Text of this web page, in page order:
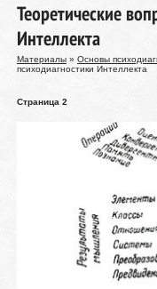
Теоретические
Интеллекта
Материалы» Основы
психодиагностики Интеллекта
Страница 2